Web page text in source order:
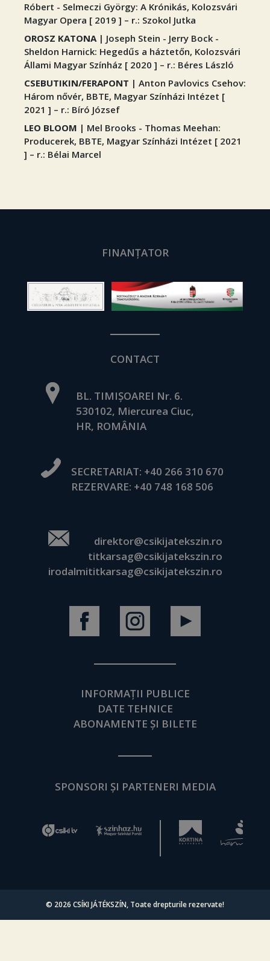
Róbert - Selmeczi György: A Krónikás, Kolozsvári
Magyar Opera [ 2019 ] – r.: Szokol Jutka
OROSZ KATONA| Joseph Stein - Jerry Bock -
Sheldon Harnick: Hegedűs a háztetőn, Kolozsvári
Állami Magyar Színház [ 2020 ] – r.: Béres László
CSEBUTIKIN/FERAPONT | Anton Pavlovics Csehov:
Három nővér, BBTE, Magyar Színházi Intézet [
2021 ] – r.: Bíró József
LEO BLOOM | Mel Brooks - Thomas Meehan:
Producerek, BBTE, Magyar Színházi Intézet [ 2021
] – r.: Bélai Marcel
FINANȚATOR
CONTACT
BL. TIMIȘOAREI Nr. 6.
530102, Miercurea Ciuc,
HR, ROMÂNIA
SECRETARIAT: +40 266 310 670
REZERVARE: +40 748 168 506
direktor@csikijatekszin.ro
titkarsag@csikijatekszin.ro
irodalmititkarsag@csikijatekszin.ro
INFORMAȚII PUBLICE
DATE TEHNICE
ABONAMENTE ȘI BILETE
SPONSORI ȘI PARTENERI MEDIA
© 2026 CSÍKI JÁTÉKSZÍN, Toate drepturile rezervate!